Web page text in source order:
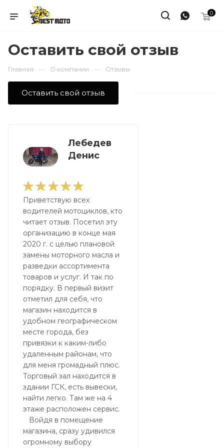
0
Оставить свой отзыв
Главная — О компании — Отзывы
Оставить свой отзыв
Лебедев
Денис
Приветствую всех
водителей мотоциклов, кто
читает отзыв. Посетил эту
организацию в конце мая
2020 г. с целью плановой
замены моторного масла и
разведки ассортимента
товаров и услуг. И так по
порядку. В первый визит
отметил для себя, что
магазин находится в
удобном географическом
месте города, без
привязки к каким-либо
удаленным районам, что
для меня громадный плюс.
Торговый зал находится в
здании ГСК, есть вывески,
найти легко. Там же на 4
этаже расположен сервис.
Войдя в помещение
магазина, сразу удивился
огромному выбору